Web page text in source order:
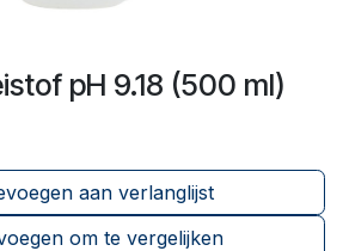
pH 9.18 (500 ml)
om te vergelijken
aan verlanglijst